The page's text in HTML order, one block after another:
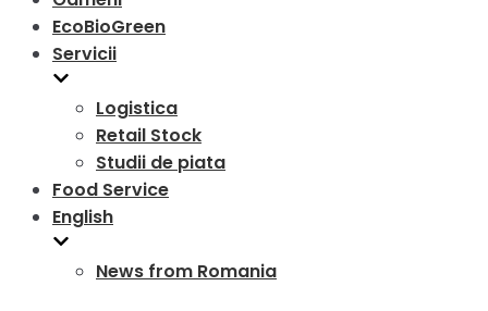
EcoBioGreen
Servicii
Logistica
Retail Stock
Studii de piata
Food Service
English
News from Romania